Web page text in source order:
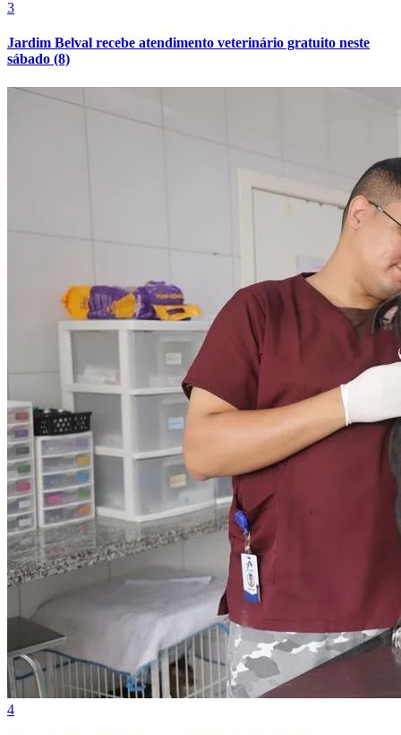
Grêmio
3
Jardim Belval recebe atendimento veterinário gratuito neste
sábado (8)
4